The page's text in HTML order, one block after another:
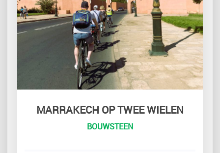
MARRAKECH OP TWEE WIELEN
BOUWSTEEN